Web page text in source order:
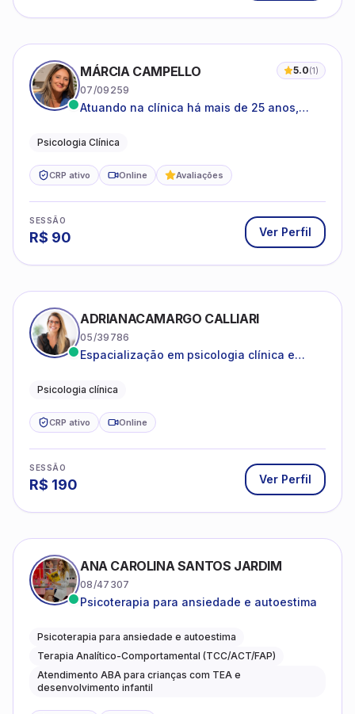
MÁRCIA CAMPELLO 5.0(1)
07/09259
Atuando na clínica há mais de 25 anos,
estruturas, com experiência em
Psicologia Clínica
CRP ativo Online Avaliações
SESSÃO
R$ 90 Ver Perfil
ADRIANACAMARGO CALLIARI
05/39786
Espacialização em psicologia clínica e
Psicologia clínica
CRP ativo Online
SESSÃO
R$ 190 Ver Perfil
ANA CAROLINA SANTOS JARDIM
08/47307
Psicoterapia para ansiedade e autoestima
Psicoterapia para ansiedade e autoestima
Terapia Analítico-Comportamental (TCC/ACT/FAP)
Atendimento ABA para crianças com TEA e
desenvolvimento infantil